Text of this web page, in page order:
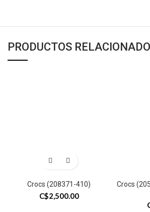
PRODUCTOS
Crocs (208371-410)
C$2,500.00
Crocs